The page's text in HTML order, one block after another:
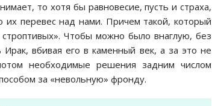
то хотя бы равновесие, пусть и страха,
перевес над нами. Причем такой, который
строптивых». Чтобы можно было внаглую, без
вбивая его в каменный век, а за это не
необходимые решения задним числом
за «невольную» фронду.